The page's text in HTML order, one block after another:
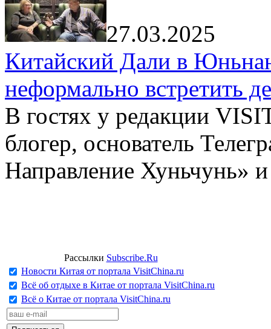
27.03.2025
Китайский Дали в
неформально встретить
В гостях у редакции
блогер, основатель
Направление Хуньчунь»
Рассылки Subscribe.Ru
Новости Китая от портала VisitChina.ru
Всё об отдыхе в Китае от портала VisitChina.ru
Всё о Китае от портала VisitChina.ru